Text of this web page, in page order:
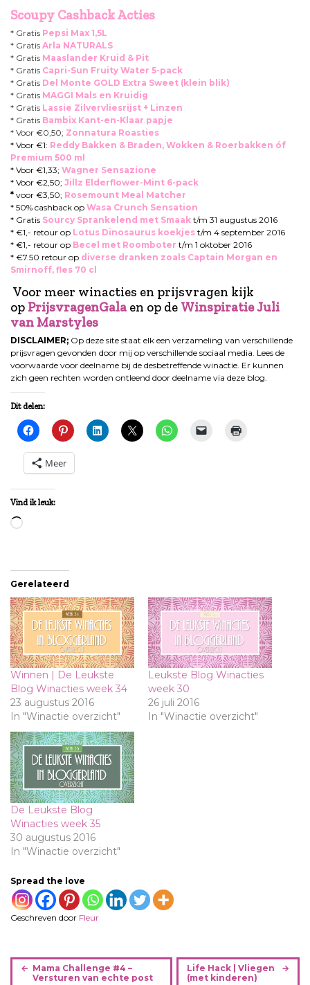
Scoupy Cashback Acties
* Gratis Pepsi Max 1,5L
* Gratis Arla NATURALS
* Gratis Maaslander Kruid & Pit
* Gratis Capri-Sun Fruity Water 5-pack
* Gratis Del Monte GOLD Extra Sweet (klein blik)
* Gratis MAGGI Mals en Kruidig
* Gratis Lassie Zilvervliesrijst + Linzen
* Gratis Bambix Kant-en-Klaar papje
* Voor €0,50; Zonnatura Roasties
* Voor €1: Reddy Bakken & Braden, Wokken & Roerbakken óf
Premium 500 ml
* Voor €1,33; Wagner Sensazione
* Voor €2,50; Jillz Elderflower-Mint 6-pack
* voor €3,50; Rosemount Meal Matcher
* 50% cashback op Wasa Crunch Sensation
* Gratis Sourcy Sprankelend met Smaak t/m 31 augustus 2016
* €1,- retour op Lotus Dinosaurus koekjes t/m 4 september 2016
* €1,- retour op Becel met Roomboter t/m 1 oktober 2016
* €7.50 retour op diverse dranken zoals Captain Morgan en
Smirnoff, fles 70 cl
Voor meer winacties en prijsvragen kijk
op PrijsvragenGala en op de Winspiratie Juli
van Marstyles
DISCLAIMER; Op deze site staat elk een verzameling van verschillende
prijsvragen gevonden door mij op verschillende sociaal media. Lees de
voorwaarde voor deelname bij de desbetreffende winactie. Er kunnen
zich geen rechten worden ontleend door deelname via deze blog.
Dit delen:
Meer
Vind ik leuk:
Aan
Gerelateerd
Winnen | De Leukste
Blog Winacties week 34
23 augustus 2016
In "Winactie overzicht"
Leukste Blog Winacties
week 30
26 juli 2016
In "Winactie overzicht"
De Leukste Blog
Winacties week 35
30 augustus 2016
In "Winactie overzicht"
Spread the love
Geschreven door Fleur
B
Mama Challenge #4 –
Versturen van echte post
Life Hack | Vliegen
(met kinderen)